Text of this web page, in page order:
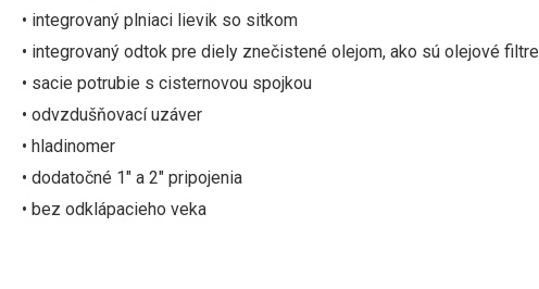
• integrovaný plniaci lievik so sitkom
• integrovaný odtok pre diely znečistené olejom, ako sú olejové filtre
• sacie potrubie s cisternovou spojkou
• odvzdušňovací uzáver
• hladinomer
• dodatočné 1″ a 2″ pripojenia
• bez odklápacieho veka